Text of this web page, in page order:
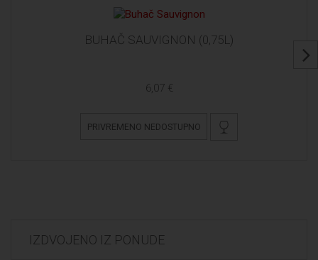
BUHAČ SAUVIGNON (0,75L)
6,07 €
PRIVREMENO NEDOSTUPNO
IZDVOJENO IZ PONUDE